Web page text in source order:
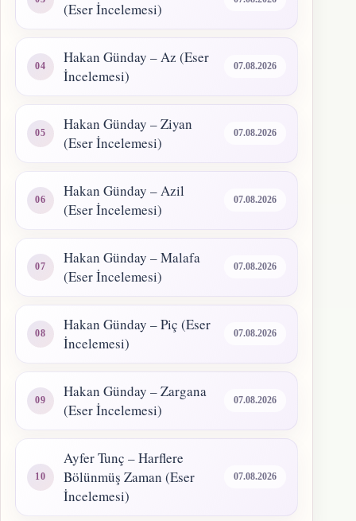
(Eser İncelemesi)
Hakan Günday – Az (Eser
İncelemesi)
07.08.2026
Hakan Günday – Ziyan
(Eser İncelemesi)
07.08.2026
Hakan Günday – Azil
(Eser İncelemesi)
07.08.2026
Hakan Günday – Malafa
(Eser İncelemesi)
07.08.2026
Hakan Günday – Piç (Eser
İncelemesi)
07.08.2026
Hakan Günday – Zargana
(Eser İncelemesi)
07.08.2026
Ayfer Tunç – Harflere
Bölünmüş Zaman (Eser
İncelemesi)
07.08.2026